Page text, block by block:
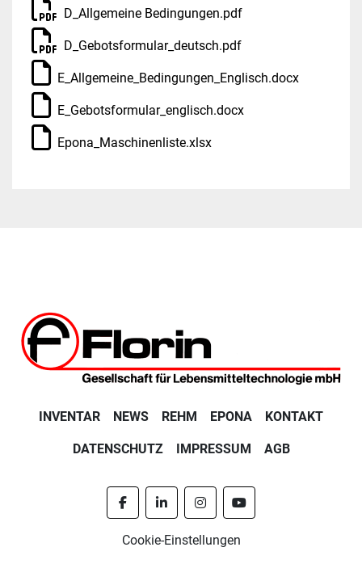
D_Allgemeine Bedingungen.pdf
D_Gebotsformular_deutsch.pdf
E_Allgemeine_Bedingungen_Englisch.docx
E_Gebotsformular_englisch.docx
Epona_Maschinenliste.xlsx
INVENTAR NEWS REHM EPONA KONTAKT
DATENSCHUTZ IMPRESSUM AGB
facebooklinkedininstagramyoutube
Cookie-Einstellungen